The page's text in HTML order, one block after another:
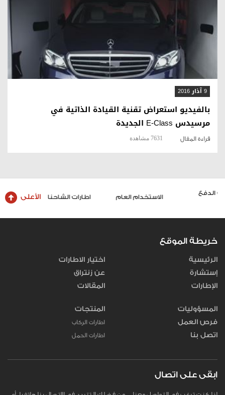
9 آذار 2016
بالفيديو استعراض تقنية القيادة الذاتية في
مرسيدس E-Class الجديدة
قراءة المقال 7631 مشاهدة
الاستخدام العام اطارات الشاحنات والحافلات الأعلى
خريطة الموقع
الرئيسية
إستشارة
الإطارات
اختيار الاطارات
عن زنتراق
المقالات
المسؤوليات
فرص العمل
اتصل بنا
المنتجات
اطارات الركاب
اطارات الحمل
ابقى على اتصال